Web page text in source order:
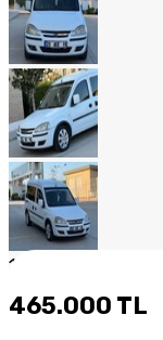
1
465.000 TL